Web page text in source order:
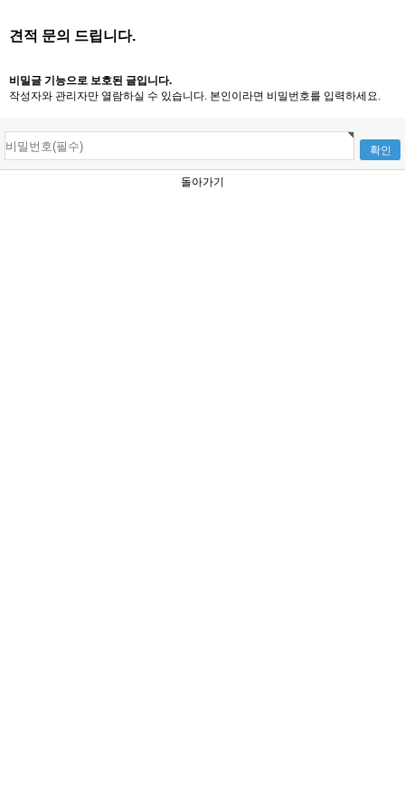
견적 문의 드립니다.
비밀글 기능으로 보호된 글입니다.
작성자와 관리자만 열람하실 수 있습니다. 본인이라면 비밀번호를 입력하세요.
돌아가기